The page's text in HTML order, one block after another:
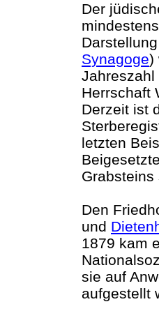
Der
Synagoge)
Jahreszahl
Herrschaft
Derzeit ist
letzten
Den
und
1879 kam
sie auf
aufgestellt